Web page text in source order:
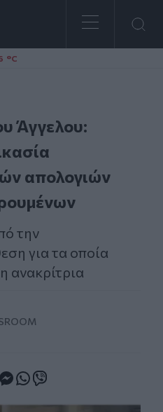
°C
Άγγελου:
απολογιών
την
για τα οποία
ανακρίτρια